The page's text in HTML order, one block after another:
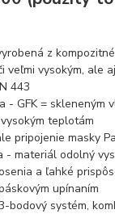
z
veľmi vysokým, ale
443
- GFK = skleneným
teplotám
pripojenie masky
- materiál odolný
a ľahké
upínaním
bodový systém,